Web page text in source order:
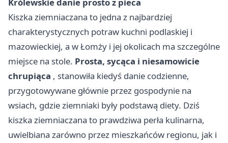
Królewskie danie prosto z pieca
Kiszka ziemniaczana to jedna z najbardziej
charakterystycznych potraw kuchni podlaskiej i
mazowieckiej, a w Łomży i jej okolicach ma szczególne
miejsce na stole. Prosta, sycąca i niesamowicie
chrupiąca , stanowiła kiedyś danie codzienne,
przygotowywane głównie przez gospodynie na
wsiach, gdzie ziemniaki były podstawą diety. Dziś
kiszka ziemniaczana to prawdziwa perła kulinarna,
uwielbiana zarówno przez mieszkańców regionu, jak i